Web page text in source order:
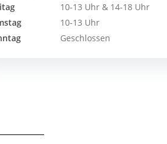
10-13 Uhr & 14-18 Uhr
10-13 Uhr
Geschlossen